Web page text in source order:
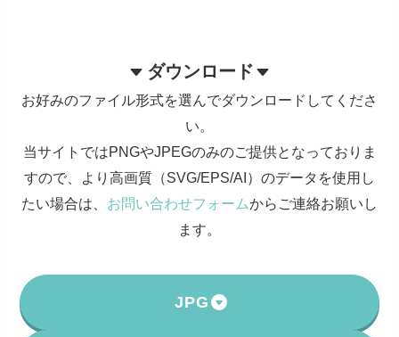
ダウンロード
お好みのファイル形式を選んでダウンロードしてくださ
い。
当サイトではPNGやJPEGのみのご提供となっておりま
すので、より高画質（SVG/EPS/AI）のデータを使用し
たい場合は、 お問い合わせフォームからご連絡お願いし
ます。
JPG